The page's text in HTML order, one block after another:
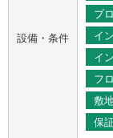
設備・条件
プ
イ
イ
フ
敷
保